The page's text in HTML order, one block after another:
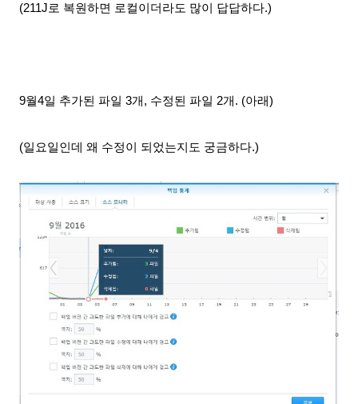
(211J로 복원하면 로컬이더라도 많이 답답하다.)
9월4일 추가된 파일 3개, 수정된 파일 2개. (아래)
(일요일인데 왜 수정이 되었는지도 궁금하다.)